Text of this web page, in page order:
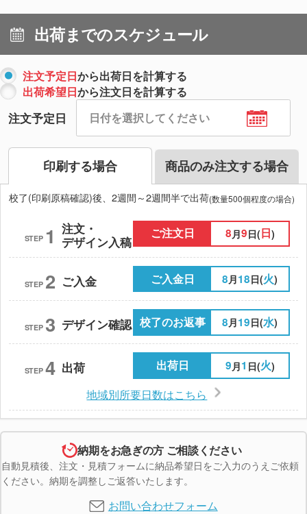
出荷までのスケジュール
注文予定日から出荷日を計算する
出荷希望日から注文日を計算する
注文予定日
印刷する場合 商品のみ注文する場合
校了(印刷原稿確認)後、2週間～2週間半で出荷(数量500個程度の場合)
STEP 1 注文・
デザイン入稿
ご注文日 8 月9日(日)
STEP 2 ご入金 ご入金日 8月18日(火)
STEP 3 デザイン確認 校了のお返事 8月19日(水)
STEP 4 出荷 出荷日 9 月1 日(火)
地域別所要日数はこちら
納期をお急ぎの方 ご相談ください
自動見積後、注文・見積フォームに納品希望日をご入力のうえご依頼
ください。納期を調整しご返答いたします。
お問い合わせフォーム